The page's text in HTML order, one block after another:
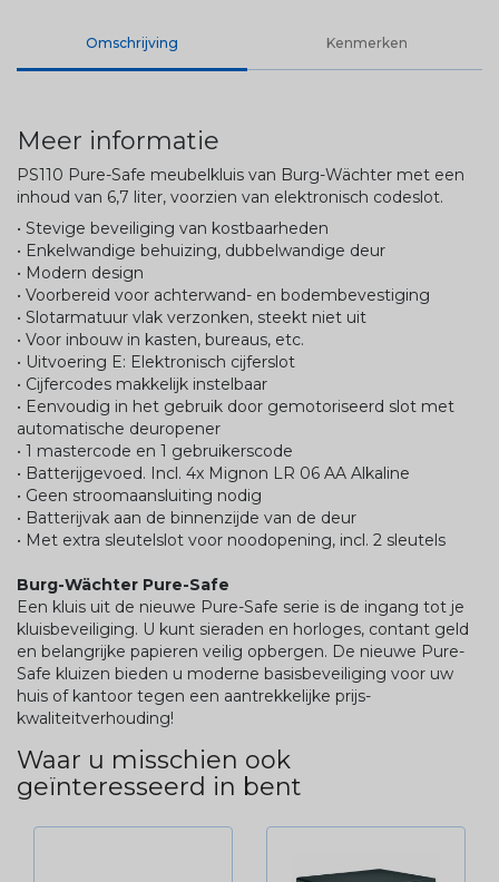
Omschrijving Kenmerken
Meer informatie
PS110 Pure-Safe meubelkluis van Burg-Wächter met een
inhoud van 6,7 liter, voorzien van elektronisch codeslot.
• Stevige beveiliging van kostbaarheden
• Enkelwandige behuizing, dubbelwandige deur
• Modern design
• Voorbereid voor achterwand- en bodembevestiging
• Slotarmatuur vlak verzonken, steekt niet uit
• Voor inbouw in kasten, bureaus, etc.
• Uitvoering E: Elektronisch cijferslot
• Cijfercodes makkelijk instelbaar
• Eenvoudig in het gebruik door gemotoriseerd slot met
automatische deuropener
• 1 mastercode en 1 gebruikerscode
• Batterijgevoed. Incl. 4x Mignon LR 06 AA Alkaline
• Geen stroomaansluiting nodig
• Batterijvak aan de binnenzijde van de deur
• Met extra sleutelslot voor noodopening, incl. 2 sleutels
Burg-Wächter Pure-Safe
Een kluis uit de nieuwe Pure-Safe serie is de ingang tot je
kluisbeveiliging. U kunt sieraden en horloges, contant geld
en belangrijke papieren veilig opbergen. De nieuwe Pure-
Safe kluizen bieden u moderne basisbeveiliging voor uw
huis of kantoor tegen een aantrekkelijke prijs-
kwaliteitverhouding!
Waar u misschien ook
geïnteresseerd in bent